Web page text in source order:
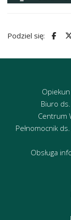
Podziel się:
Biuro
Centrum
Pełnomocnik
Obsługa